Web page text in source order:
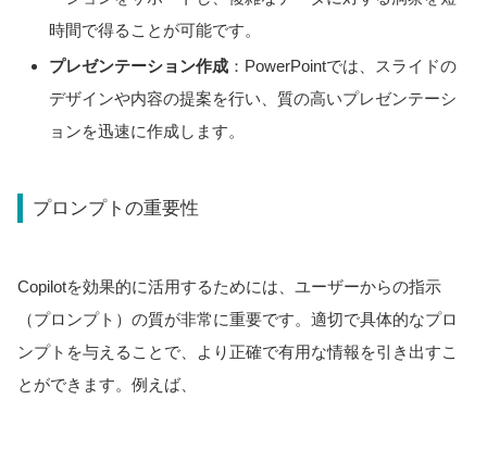
時間で得ることが可能です。
プレゼンテーション作成 ：PowerPointでは、スライドの
デザインや内容の提案を行い、質の高いプレゼンテーシ
ョンを迅速に作成します。
プロンプトの重要性
Copilotを効果的に活用するためには、ユーザーからの指示
（プロンプト）の質が非常に重要です。適切で具体的なプロ
ンプトを与えることで、より正確で有用な情報を引き出すこ
とができます。例えば、